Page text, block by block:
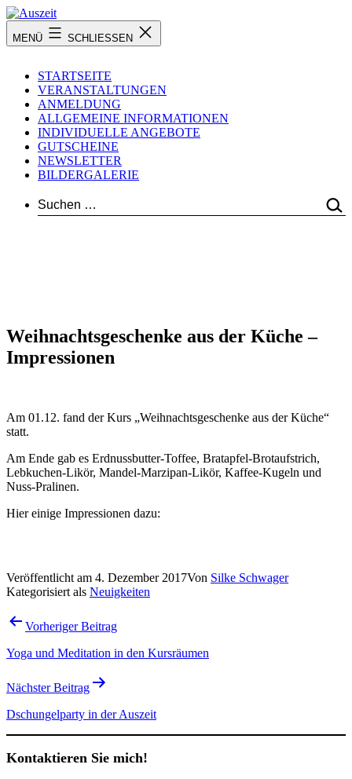
Zum
Inhalt
springen
Auszeit
MENÜ SCHLIESSEN
STARTSEITE
VERANSTALTUNGEN
ANMELDUNG
ALLGEMEINE INFORMATIONEN
INDIVIDUELLE ANGEBOTE
GUTSCHEINE
NEWSLETTER
BILDERGALERIE
SUCHEN …
Weihnachtsgeschenke aus der Küche –
Impressionen
Am 01.12. fand der Kurs „Weihnachtsgeschenke aus der Küche“
statt.
Am Ende gab es Erdnussbutter-Toffee, Bratapfel-Brotaufstrich,
Lebkuchen-Likör, Mandel-Marzipan-Likör, Kaffee-Kugeln und
Nuss-Pralinen.
Hier einige Impressionen dazu:
Veröffentlicht am 4. Dezember 2017Von Silke Schwager
Kategorisiert als Neuigkeiten
Beitragsnavigation
Vorheriger Beitrag
Yoga und Meditation in den Kursräumen
Nächster Beitrag
Dschungelparty in der Auszeit
Kontaktieren Sie mich!